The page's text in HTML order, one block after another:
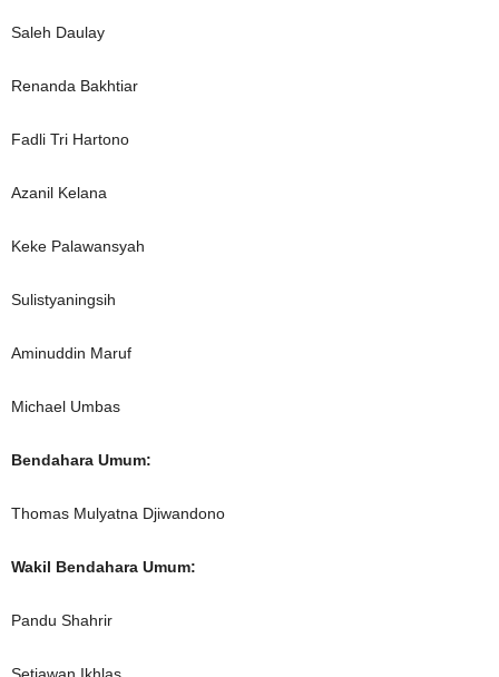
Saleh Daulay
Renanda Bakhtiar
Fadli Tri Hartono
Azanil Kelana
Keke Palawansyah
Sulistyaningsih
Aminuddin Maruf
Michael Umbas
Bendahara Umum:
Thomas Mulyatna Djiwandono
Wakil Bendahara Umum:
Pandu Shahrir